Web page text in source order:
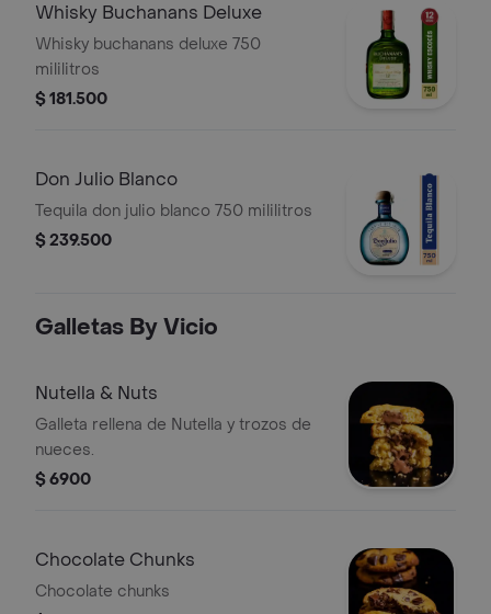
Whisky Buchanans Deluxe
Whisky buchanans deluxe 750
mililitros
$ 181.500
Don Julio Blanco
Tequila don julio blanco 750 mililitros
$ 239.500
Galletas By Vicio
Nutella & Nuts
Galleta rellena de Nutella y trozos de
nueces.
$ 6900
Chocolate Chunks
Chocolate chunks